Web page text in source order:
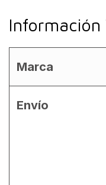
Información
Marca
Envío